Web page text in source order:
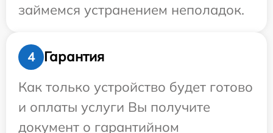
займемся устранением неполадок.
4
Гарантия
Как только устройство будет готово
и оплаты услуги Вы получите
документ о гарантийном